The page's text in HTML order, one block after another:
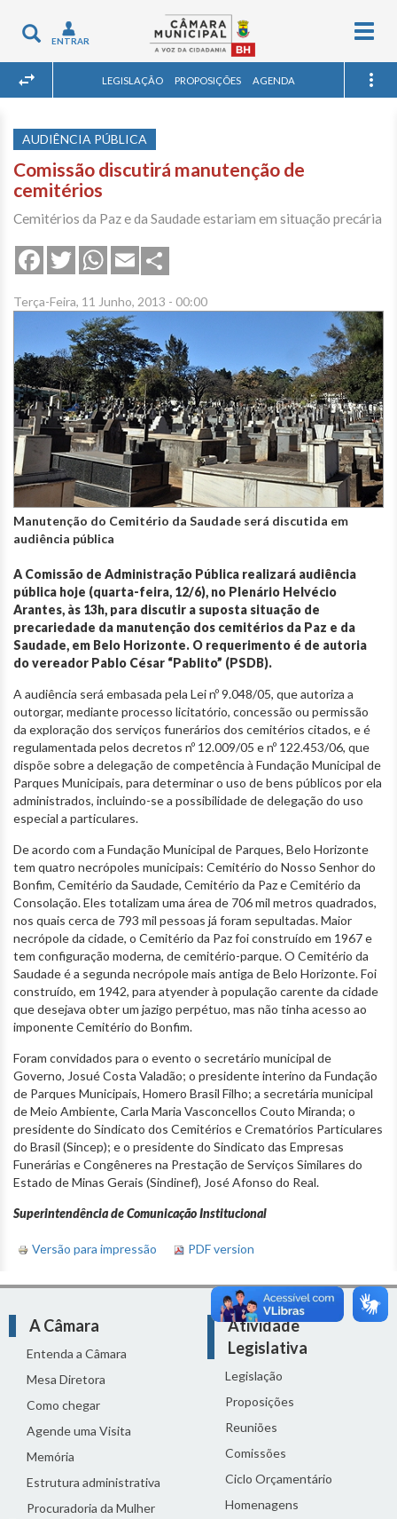
Toggle
navigation
ENTRAR
LEGISLAÇÃO PROPOSIÇÕES AGENDA
AUDIÊNCIA PÚBLICA
Comissão discutirá manutenção de
cemitérios
Cemitérios da Paz e da Saudade estariam em situação precária
FacebookTwitterWhatsApp
Email
Terça-Feira, 11 Junho, 2013 - 00:00
Manutenção do Cemitério da Saudade será discutida em
audiência pública
A Comissão de Administração Pública realizará audiência
pública hoje (quarta-feira, 12/6), no Plenário Helvécio
Arantes, às 13h, para discutir a suposta situação de
precariedade da manutenção dos cemitérios da Paz e da
Saudade, em Belo Horizonte. O requerimento é de autoria
do vereador Pablo César “Pablito” (PSDB).
A audiência será embasada pela Lei nº 9.048/05, que autoriza a
outorgar, mediante processo licitatório, concessão ou permissão
da exploração dos serviços funerários dos cemitérios citados, e é
regulamentada pelos decretos nº 12.009/05 e nº 122.453/06, que
dispõe sobre a delegação de competência à Fundação Municipal de
Parques Municipais, para determinar o uso de bens públicos por ela
administrados, incluindo-se a possibilidade de delegação do uso
especial a particulares.
De acordo com a Fundação Municipal de Parques, Belo Horizonte
tem quatro necrópoles municipais: Cemitério do Nosso Senhor do
Bonfim, Cemitério da Saudade, Cemitério da Paz e Cemitério da
Consolação. Eles totalizam uma área de 706 mil metros quadrados,
nos quais cerca de 793 mil pessoas já foram sepultadas. Maior
necrópole da cidade, o Cemitério da Paz foi construído em 1967 e
tem configuração moderna, de cemitério-parque. O Cemitério da
Saudade é a segunda necrópole mais antiga de Belo Horizonte. Foi
construído, em 1942, para atyender à população carente da cidade
que desejava obter um jazigo perpétuo, mas não tinha acesso ao
imponente Cemitério do Bonfim.
Foram convidados para o evento o secretário municipal de
Governo, Josué Costa Valadão; o presidente interino da Fundação
de Parques Municipais, Homero Brasil Filho; a secretária municipal
de Meio Ambiente, Carla Maria Vasconcellos Couto Miranda; o
presidente do Sindicato dos Cemitérios e Crematórios Particulares
do Brasil (Sincep); e o presidente do Sindicato das Empresas
Funerárias e Congêneres na Prestação de Serviços Similares do
Estado de Minas Gerais (Sindinef), José Afonso do Real.
Superintendência de Comunicação Institucional
Versão para impressão PDF version
A Câmara
Entenda a Câmara
Mesa Diretora
Como chegar
Agende uma Visita
Memória
Estrutura administrativa
Procuradoria da Mulher
Atividade
Legislativa
Legislação
Proposições
Reuniões
Comissões
Ciclo Orçamentário
Homenagens